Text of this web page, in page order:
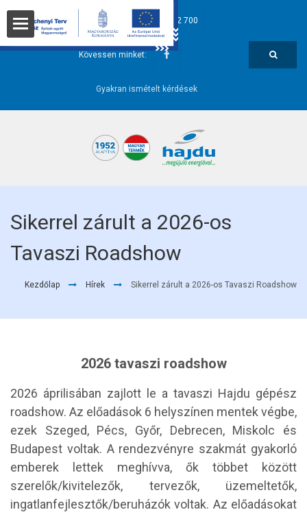
hajdu@hajdurt.hu +36 52 582 700
Kövessen minket:
Gyakran ismételt kérdések
Sikerrel zárult a 2026-os
Tavaszi Roadshow
Kezdőlap Hírek Sikerrel zárult a 2026-os Tavaszi Roadshow
2026 tavaszi roadshow
2026 áprilisában zajlott le a tavaszi Hajdu gépész
roadshow. Az előadások 6 helyszínen mentek végbe,
ezek Szeged, Pécs, Győr, Debrecen, Miskolc és
Budapest voltak. A rendezvényre szakmát gyakorló
emberek lettek meghívva, ők többet között
szerelők/kivitelezők, tervezők, üzemeltetők,
ingatlanfejlesztők/beruházók voltak. Az előadásokat